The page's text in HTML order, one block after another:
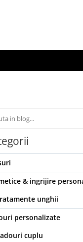
& ingrijire
unghii
personalizate
cuplu